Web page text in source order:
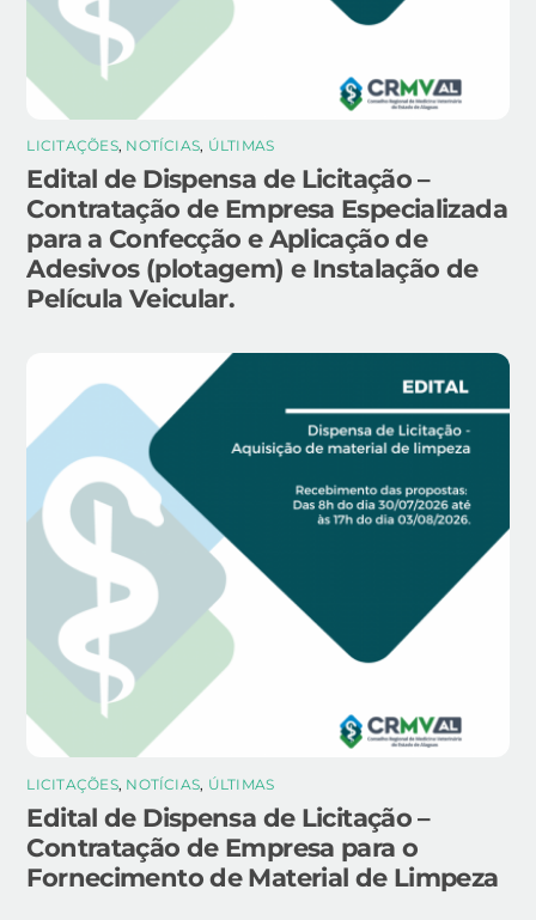
LICITAÇÕES, NOTÍCIAS, ÚLTIMAS
Edital de Dispensa de Licitação –
Contratação de Empresa Especializada
para a Confecção e Aplicação de
Adesivos (plotagem) e Instalação de
Película Veicular.
LICITAÇÕES, NOTÍCIAS, ÚLTIMAS
Edital de Dispensa de Licitação –
Contratação de Empresa para o
Fornecimento de Material de Limpeza